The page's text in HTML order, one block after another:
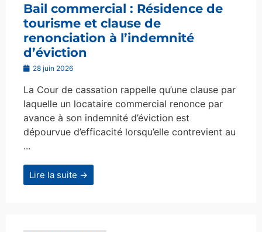
Bail commercial : Résidence de
tourisme et clause de
renonciation à l’indemnité
d’éviction
28 juin 2026
La Cour de cassation rappelle qu’une clause par
laquelle un locataire commercial renonce par
avance à son indemnité d’éviction est
dépourvue d’efficacité lorsqu’elle contrevient au
...
Lire la suite →